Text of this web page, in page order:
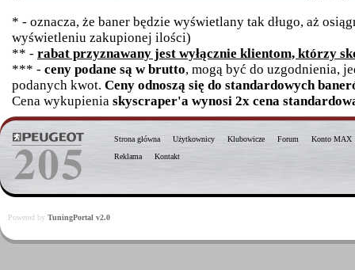
* - oznacza, że baner będzie wyświetlany tak długo, aż
wyświetleniu zakupionej ilości)
** - rabat przyznawany jest wyłącznie klientom, którzy
*** - ceny podane są w brutto, mogą być do uzgodnienia,
podanych kwot. Ceny odnoszą się do standardowych
Cena wykupienia skyscraper'a wynosi 2x cena
Strona główna Użytkownicy Klubowicze Forum
Konto MAX
Reklama
Kontakt
Powered by TuningPortal v2.0